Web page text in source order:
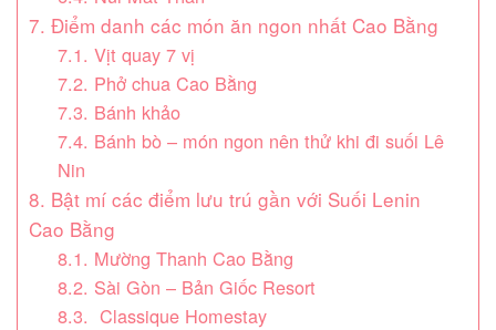
7. Điểm danh các món ăn ngon nhất Cao Bằng
7.1. Vịt quay 7 vị
7.2. Phở chua Cao Bằng
7.3. Bánh khảo
7.4. Bánh bò – món ngon nên thử khi đi suối Lê
Nin
8. Bật mí các điểm lưu trú gần với Suối Lenin
Cao Bằng
8.1. Mường Thanh Cao Bằng
8.2. Sài Gòn – Bản Giốc Resort
8.3. Classique Homestay